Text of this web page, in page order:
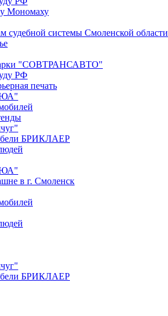
Мономаху
судебной системы Смоленской области
"СОВТРАНСАВТО"
РФ
печать
БРИКЛАЕР
в г. Смоленск
БРИКЛАЕР